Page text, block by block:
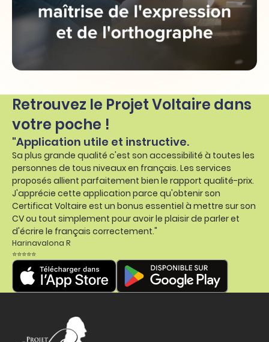
Retrouvez le Projet Voltaire dans
votre poche !
"Application utile et instructive.
Sa plus grande qualité c'est son accessibilité à toutes les
personnes de tous niveaux en français. Les services
proposés allient parfaitement bien le rapport qualité-prix.
J'apprécie cette application parce qu'obtenir son
Certificat Voltaire est un bonus essentiel à mettre sur son
CV ou tout simplement pour avoir le plaisir de parler et
d'écrire le français correctement."
Harinavalona R
⭐⭐⭐⭐⭐